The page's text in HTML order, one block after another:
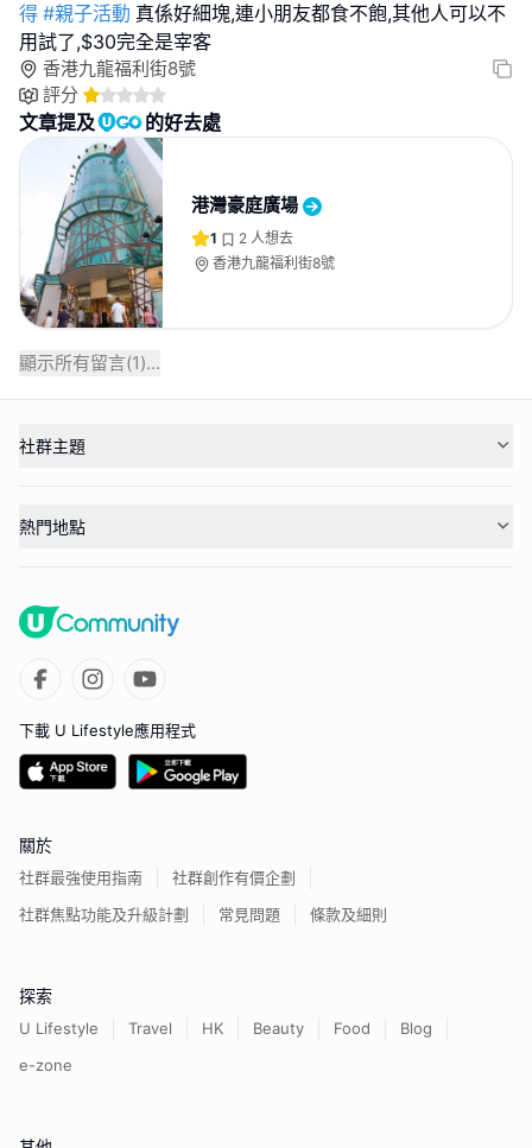
得 #親子活動 真係好細塊,連小朋友都食不飽,其他人可以不
用試了,$30完全是宰客
香港九龍福利街8號
評分
文章提及 的好去處
港灣豪庭廣場
1 2 人想去
香港九龍福利街8號
顯示所有留言(1)...
社群主題
熱門地點
下載 U Lifestyle應用程式
關於
社群最強使用指南
社群創作有價企劃
社群焦點功能及升級計劃
常見問題 條款及細則
探索
U Lifestyle Travel HK Beauty Food
Blog
e-zone